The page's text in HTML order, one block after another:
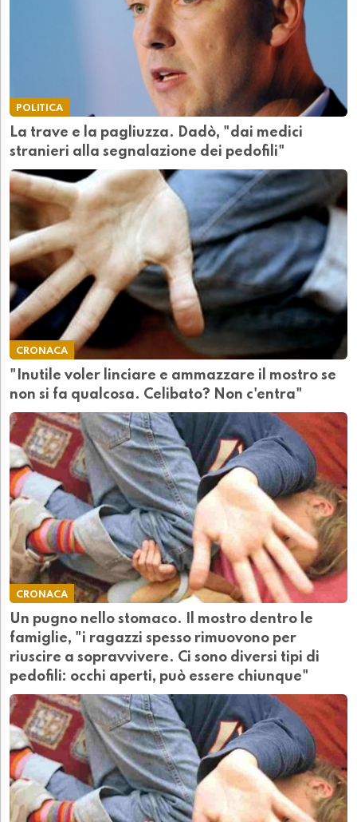
POLITICA
La trave e la pagliuzza. Dadò, "dai medici
stranieri alla segnalazione dei pedofili"
CRONACA
"Inutile voler linciare e ammazzare il mostro se
non si fa qualcosa. Celibato? Non c'entra"
CRONACA
Un pugno nello stomaco. Il mostro dentro le
famiglie, "i ragazzi spesso rimuovono per
riuscire a sopravvivere. Ci sono diversi tipi di
pedofili: occhi aperti, può essere chiunque"